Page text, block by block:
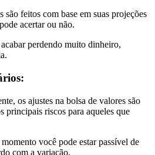
são feitos com base em suas projeções
acertar ou não.
perdendo muito dinheiro,
os ajustes na bolsa de valores são
principais riscos para aqueles que
você pode estar passível de
com a variação.